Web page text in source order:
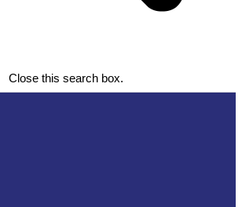
Close this search box.